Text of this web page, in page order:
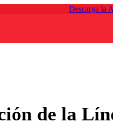
Descarga la
de la